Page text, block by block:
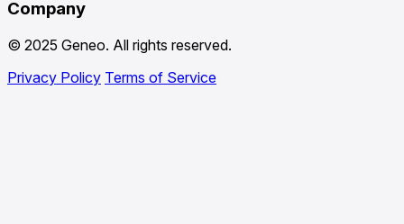
Company
© 2025 Geneo. All rights reserved.
Privacy Policy Terms of Service